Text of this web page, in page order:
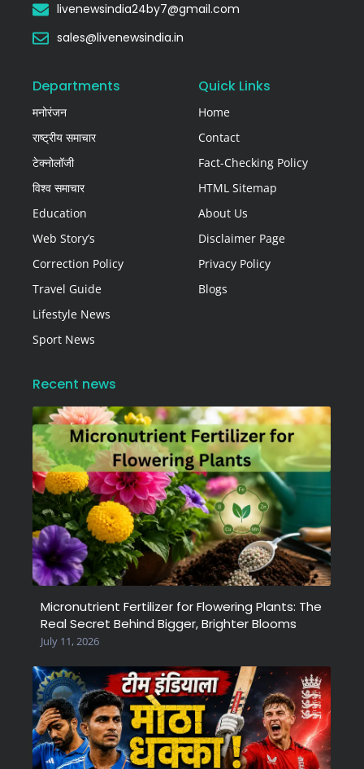
livenewsindia24by7@gmail.com
sales@livenewsindia.in
Departments
मनोरंजन
राष्ट्रीय समाचार
टेक्नोलॉजी
विश्व समाचार
Education
Web Story’s
Correction Policy
Travel Guide
Lifestyle News
Sport News
Quick Links
Home
Contact
Fact-Checking Policy
HTML Sitemap
About Us
Disclaimer Page
Privacy Policy
Blogs
Recent news
Micronutrient Fertilizer for Flowering Plants: The
Real Secret Behind Bigger, Brighter Blooms
July 11, 2026